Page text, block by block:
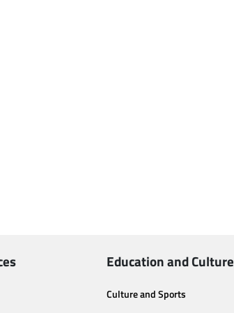
Education and Culture
Culture and Sports